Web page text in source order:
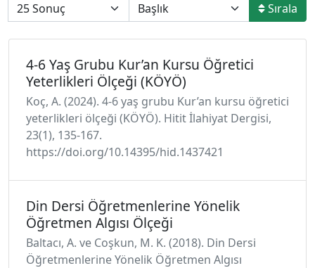
Sırala
4-6 Yaş Grubu Kur’an Kursu Öğretici
Yeterlikleri Ölçeği (KÖYÖ)
Koç, A. (2024). 4-6 yaş grubu Kur’an kursu öğretici
yeterlikleri ölçeği (KÖYÖ). Hitit İlahiyat Dergisi,
23(1), 135-167.
https://doi.org/10.14395/hid.1437421
Din Dersi Öğretmenlerine Yönelik
Öğretmen Algısı Ölçeği
Baltacı, A. ve Coşkun, M. K. (2018). Din Dersi
Öğretmenlerine Yönelik Öğretmen Algısı